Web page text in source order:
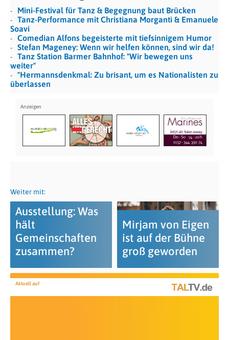
Mini-Festival für Tanz & Begegnung baut Brücken
Tanz-Performance mit Christiana Morganti & Emanuele
Soavi
Comedian Alfons begeisterte mit tiefsinnigem Humor
Stefan Mageney: Wenn wir helfen können, sind wir da!
Tanz Station Barmer Bahnhof: "Wir bewegen uns
weiter"
"Hermannsdenkmal: Zu brisant, um es Nationalisten zu
überlassen
Weiter mit:
Ausstellung: Was
hält
Gemeinschaften
zusammen?
Mirjam von Eigen
ist auf der Bühne
groß geworden
Aktuell auf